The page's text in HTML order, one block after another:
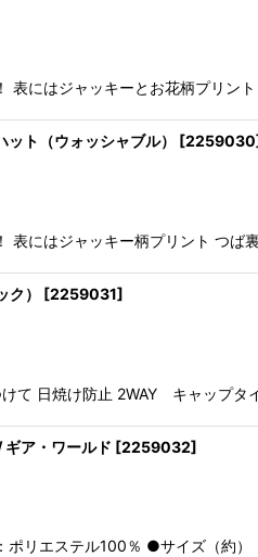
表にはジャッキーとお花柄プリ
ト（ウォッシャブル） [2259030]
表にはジャッキー柄プリント つ
） [2259031]
て 日焼け防止 2WAY キャップ
ギア・ワールド [2259032]
ポリエステル100％ ●サイズ（